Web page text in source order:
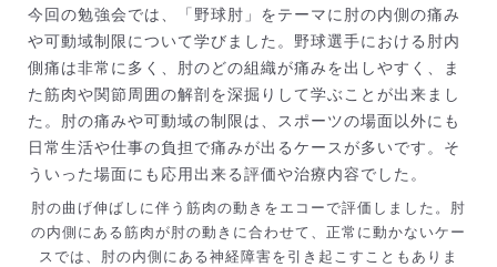
今回の勉強会では、「野球肘」をテーマに肘の内側の痛み
や可動域制限について学びました。野球選手における肘内
側痛は非常に多く、肘のどの組織が痛みを出しやすく、ま
た筋肉や関節周囲の解剖を深掘りして学ぶことが出来まし
た。肘の痛みや可動域の制限は、スポーツの場面以外にも
日常生活や仕事の負担で痛みが出るケースが多いです。そ
ういった場面にも応用出来る評価や治療内容でした。
肘の曲げ伸ばしに伴う筋肉の動きをエコーで評価しました。肘
の内側にある筋肉が肘の動きに合わせて、正常に動かないケー
スでは、肘の内側にある神経障害を引き起こすこともありま